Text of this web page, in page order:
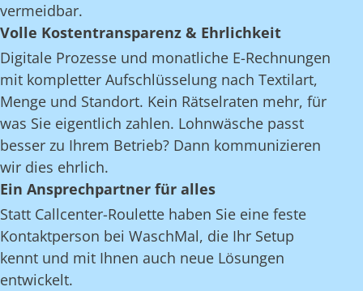
vermeidbar.
Volle Kostentransparenz & Ehrlichkeit
Digitale Prozesse und monatliche E-Rechnungen
mit kompletter Aufschlüsselung nach Textilart,
Menge und Standort. Kein Rätselraten mehr, für
was Sie eigentlich zahlen. Lohnwäsche passt
besser zu Ihrem Betrieb? Dann kommunizieren
wir dies ehrlich.
Ein Ansprechpartner für alles
Statt Callcenter-Roulette haben Sie eine feste
Kontaktperson bei WaschMal, die Ihr Setup
kennt und mit Ihnen auch neue Lösungen
entwickelt.